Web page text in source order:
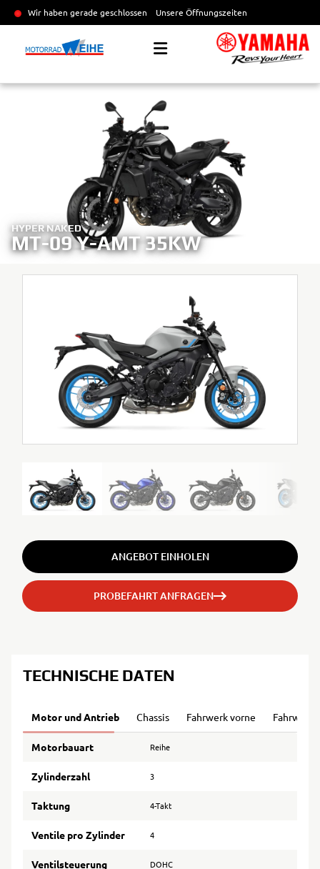
Wir haben gerade geschlossen Unsere Öffnungszeiten
HYPER NAKED
MT-09 Y-AMT 35KW
ANGEBOT EINHOLEN
PROBEFAHRT ANFRAGEN
TECHNISCHE DATEN
Motor und Antrieb Chassis Fahrwerk vorne Fahrwerk
Motorbauart Reihe
Zylinderzahl 3
Taktung 4-Takt
Ventile pro Zylinder 4
Ventilsteuerung DOHC